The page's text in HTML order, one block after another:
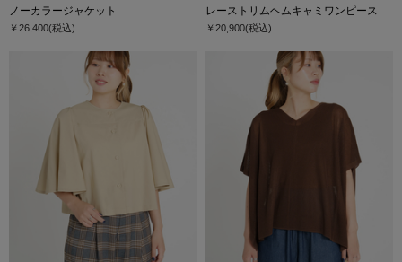
ノーカラージャケット
￥26,400(税込)
レーストリムヘムキャミワンピース
￥20,900(税込)